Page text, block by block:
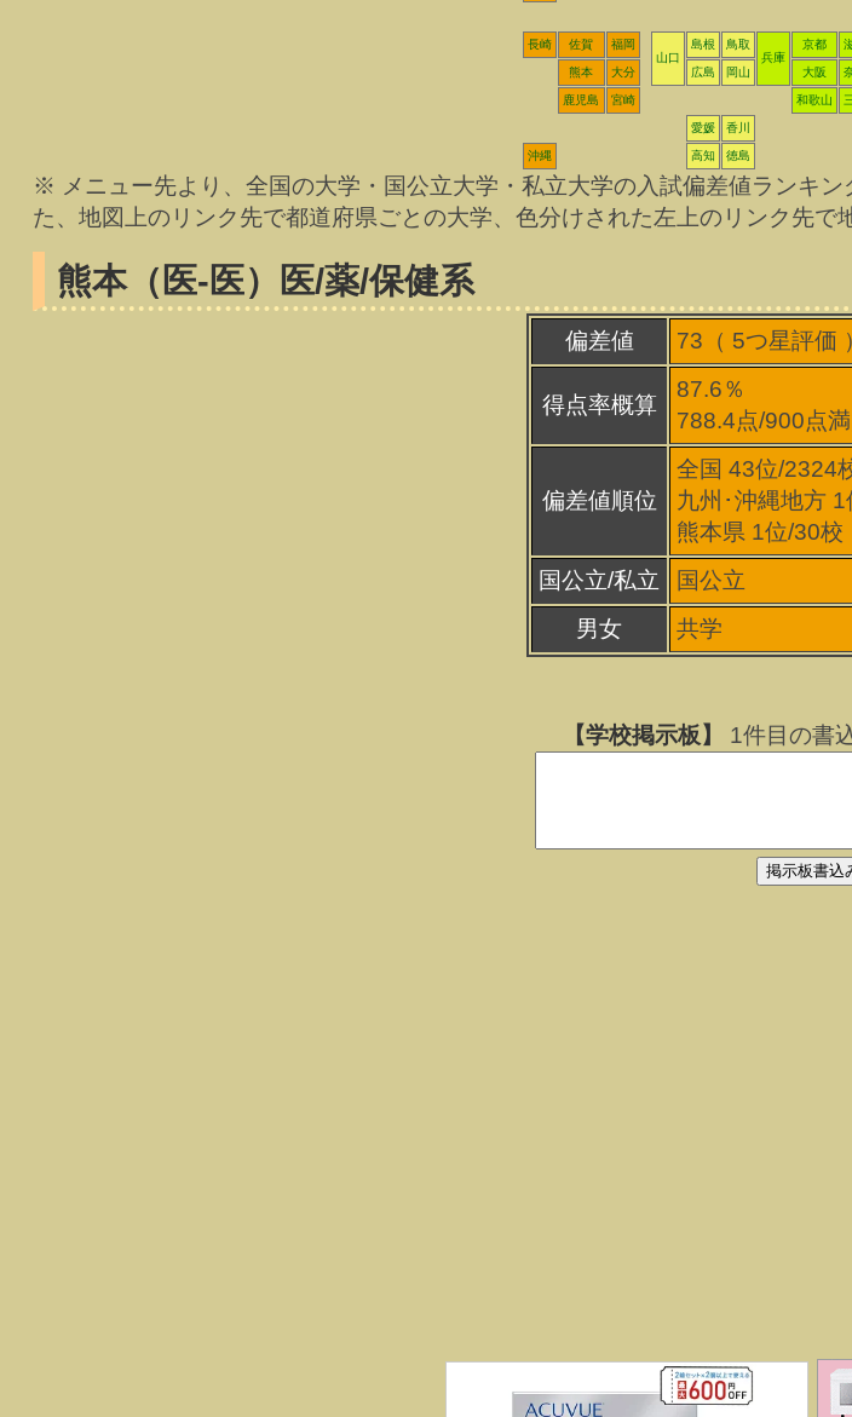
長崎 佐賀
福岡
山口
島根
鳥取
兵庫
京都
熊本 大分 広島 岡山 大阪
鹿児島 宮崎 和歌山
愛媛 香川
沖縄 高知 徳島
※ メニュー先より、全国の大学・国公立大学・私立大学の入試偏差値ランキ
た、地図上のリンク先で都道府県ごとの大学、色分けされた左上のリンク先
熊本（医-医） 医/薬/保健系
偏差値 73（ 5つ星評価
得点率概算
87.6％
788.4点/900点
偏差値順位
全国 43位/2324
九州･沖縄地方 1
熊本県 1位/30校
国公立/私立
国公立
男女
共学
【学校掲示板】
1件目の書